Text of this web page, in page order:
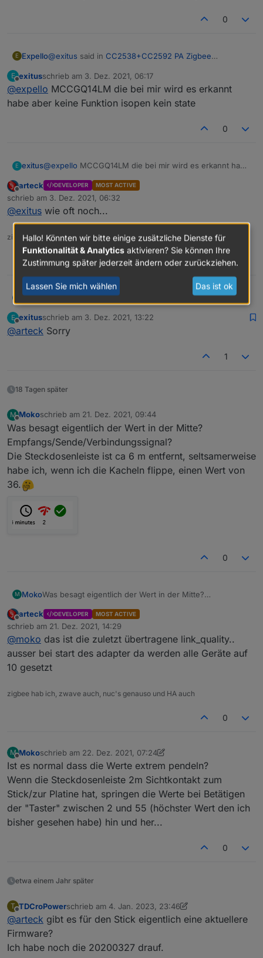
0
E Expello@exitus said in CC2538+CC2592 PA Zigbee
Hallo gibt es neue Firmware das letzte mal habe
ich es am 11.2020 beim artec updaten lassen.
Bei mir werden die neuen Aqara Tür Sensoren
Meinst du die Xiaomi MCCGQ11LM? Die laufen
Welche nutzt du genau? Typenbezeichnung?
E
Offline
exitusschrieb am 3. Dez. 2021, 06:17
zuletzt editiert von
@expello MCCGQ14LM die bei mir wird es erkannt
habe aber keine Funktion isopen kein state
0
E exitus@expello MCCGQ14LM die bei mir wird es erkannt habe
Offline
arteck DEVELOPER MOST ACTIVE
schrieb am 3. Dez. 2021, 06:32
zuletzt editiert von
@exitus wie oft noch...
zigbee hab ich, zwave auch, nuc's genauso und HA auch
0
arteck@exituswie oft noch...
E
Offline
exitusschrieb am 3. Dez. 2021, 13:22
zuletzt editiert von
@arteck Sorry
1
18 Tagen später
M
Offline
Mokoschrieb am 21. Dez. 2021, 09:44
zuletzt editiert von
Was besagt eigentlich der Wert in der Mitte?
Empfangs/Sende/Verbindungssignal?
Die Steckdosenleiste ist ca 6 m entfernt, seltsamerweise
habe ich, wenn ich die Kacheln flippe, einen Wert von
36.
0
M MokoWas besagt eigentlich der Wert in der Mitte?
Die Steckdosenleiste ist ca 6 m entfernt, seltsamerweise
habe ich, wenn ich die Kacheln flippe, einen Wert von
36.
Offline
arteck DEVELOPER MOST ACTIVE
schrieb am 21. Dez. 2021, 14:29
zuletzt editiert von
@moko das ist die zuletzt übertragene link_quality..
ausser bei start des adapter da werden alle Geräte auf
10 gesetzt
zigbee hab ich, zwave auch, nuc's genauso und HA auch
0
M Mokoschrieb am 22. Dez. 2021, 07:24
zuletzt editiert von Moko
Ist es normal dass die Werte extrem pendeln?
Wenn die Steckdosenleiste 2m Sichtkontakt zum
Stick/zur Platine hat, springen die Werte bei Betätigen
der "Taster" zwischen 2 und 55 (höchster Wert den ich
bisher gesehen habe) hin und her...
0
etwa einem Jahr später
T
Offline
TDCroPowerschrieb am 4. Jan. 2023, 23:46
zuletzt editiert von TDCroPower1. Mai 2023, 01:03
@arteck gibt es für den Stick eigentlich eine aktuellere
Firmware?
Ich habe noch die 20200327 drauf.
Hallo! Könnten wir bitte einige zusätzliche Dienste für
Funktionalität & Analytics aktivieren? Sie können Ihre
Zustimmung später jederzeit ändern oder zurückziehen.
Lassen Sie mich wählen Das ist ok